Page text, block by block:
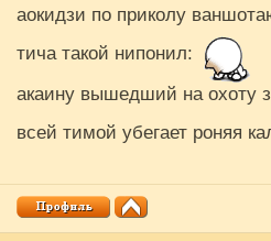
аокидзи по приколу
тича такой нипонил:
акаину вышедший на охоту
всей тимой убегает роняя